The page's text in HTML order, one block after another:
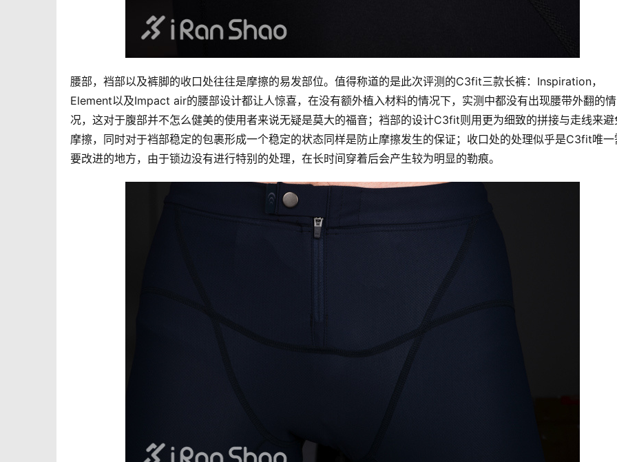
腰部，裆部以及裤脚的收口处往往是摩擦的易发部位。值得称道的是此次评测的C3fit三款长裤：Inspiration，
Element以及Impact air的腰部设计都让人惊喜，在没有额外植入材料的情况下，实测中都没有出现腰带外翻的情
况，这对于腹部并不怎么健美的使用者来说无疑是莫大的福音；裆部的设计C3fit则用更为细致的拼接与走线来避
摩擦，同时对于裆部稳定的包裹形成一个稳定的状态同样是防止摩擦发生的保证；收口处的处理似乎是C3fit唯一
要改进的地方，由于锁边没有进行特别的处理，在长时间穿着后会产生较为明显的勒痕。